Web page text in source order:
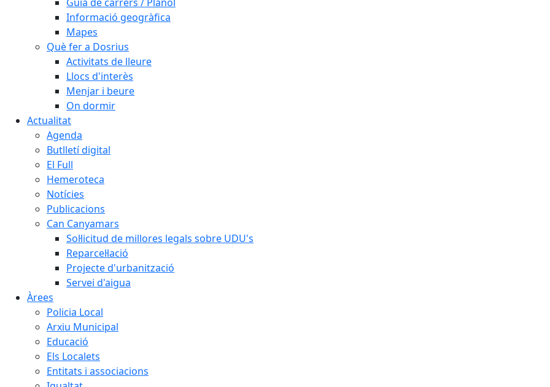
Informació geogràfica
Mapes
Què fer a Dosrius
Activitats de lleure
Llocs d'interès
Menjar i beure
On dormir
Actualitat
Agenda
Butlletí digital
El Full
Hemeroteca
Notícies
Publicacions
Can Canyamars
Sol·licitud de millores legals sobre UDU's
Reparcel·lació
Projecte d'urbanització
Servei d'aigua
Àrees
Policia Local
Arxiu Municipal
Educació
Els Localets
Entitats i associacions